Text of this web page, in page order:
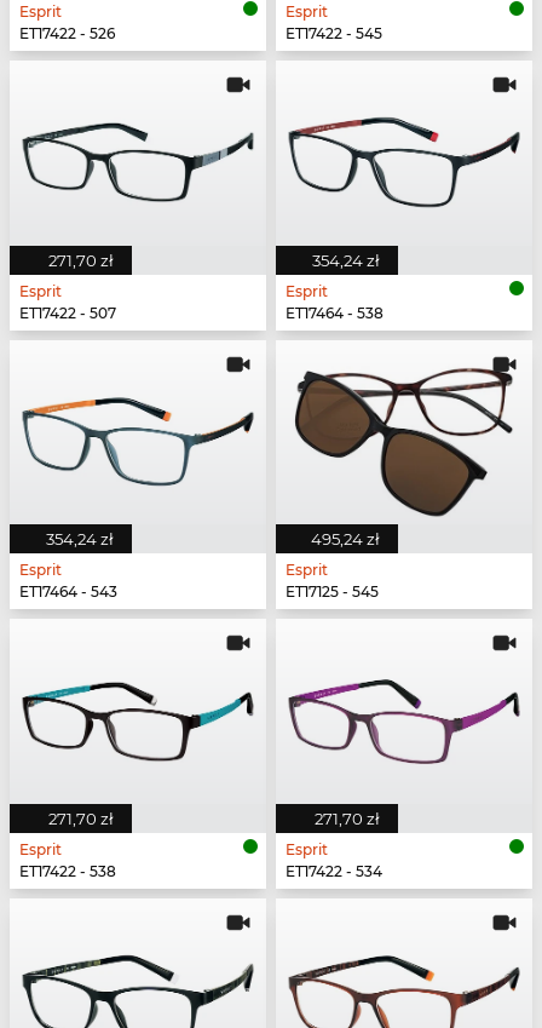
Esprit
ET17422 - 526
Esprit
ET17422 - 545
271,70 zł
Esprit
ET17422 - 507
354,24 zł
Esprit
ET17464 - 538
354,24 zł
Esprit
ET17464 - 543
495,24 zł
Esprit
ET17125 - 545
271,70 zł
Esprit
ET17422 - 538
271,70 zł
Esprit
ET17422 - 534